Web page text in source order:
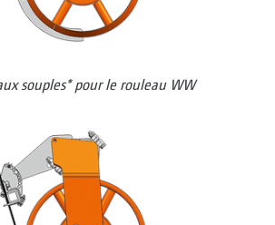
souples* pour le rouleau WW